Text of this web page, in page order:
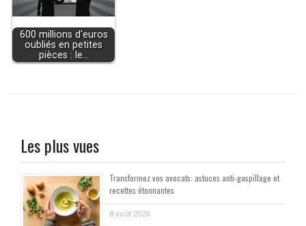
600 millions d'euros
oubliés en petites
pièces : le…
Les plus vues
Transformez vos avocats: astuces anti-gaspillage et
recettes étonnantes
8 août 2026